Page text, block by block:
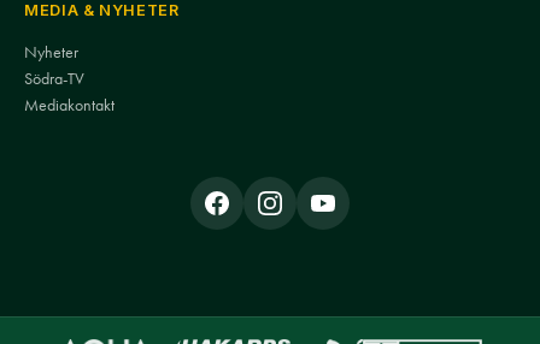
MEDIA & NYHETER
Nyheter
Södra-TV
Mediakontakt